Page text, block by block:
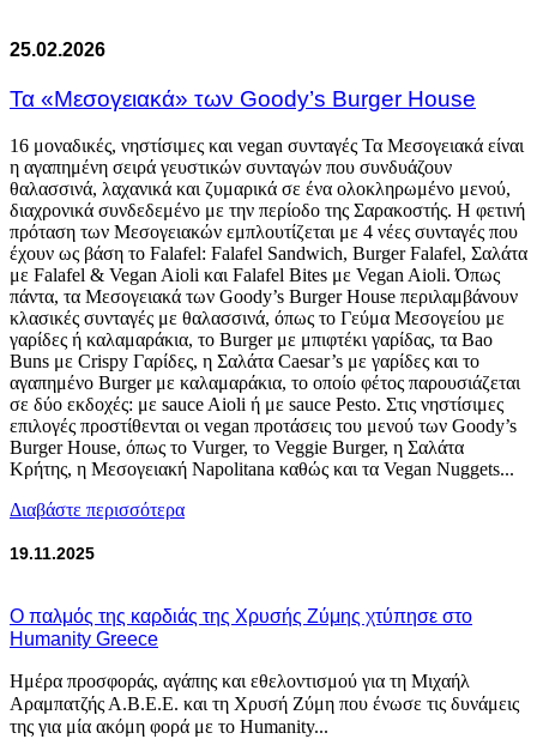
25.02.2026
Τα «Μεσογειακά» των Goody’s Burger House
16 μοναδικές, νηστίσιμες και vegan συνταγές Τα Μεσογειακά είναι
η αγαπημένη σειρά γευστικών συνταγών που συνδυάζουν
θαλασσινά, λαχανικά και ζυμαρικά σε ένα ολοκληρωμένο μενού,
διαχρονικά συνδεδεμένο με την περίοδο της Σαρακοστής. Η φετινή
πρόταση των Μεσογειακών εμπλουτίζεται με 4 νέες συνταγές που
έχουν ως βάση το Falafel: Falafel Sandwich, Burger Falafel, Σαλάτα
με Falafel & Vegan Aioli και Falafel Bites με Vegan Aioli. Όπως
πάντα, τα Μεσογειακά των Goody’s Burger House περιλαμβάνουν
κλασικές συνταγές με θαλασσινά, όπως το Γεύμα Μεσογείου με
γαρίδες ή καλαμαράκια, το Burger με μπιφτέκι γαρίδας, τα Bao
Buns με Crispy Γαρίδες, η Σαλάτα Caesar’s με γαρίδες και το
αγαπημένο Burger με καλαμαράκια, το οποίο φέτος παρουσιάζεται
σε δύο εκδοχές: με sauce Aioli ή με sauce Pesto. Στις νηστίσιμες
επιλογές προστίθενται οι vegan προτάσεις του μενού των Goody’s
Burger House, όπως το Vurger, το Veggie Burger, η Σαλάτα
Κρήτης, η Μεσογειακή Napolitana καθώς και τα Vegan Nuggets...
Διαβάστε περισσότερα
19.11.2025
Ο παλμός της καρδιάς της Χρυσής Ζύμης χτύπησε στο
Humanity Greece
Ημέρα προσφοράς, αγάπης και εθελοντισμού για τη Μιχαήλ
Αραμπατζής Α.Β.Ε.Ε. και τη Χρυσή Ζύμη που ένωσε τις δυνάμεις
της για μία ακόμη φορά με το Humanity...